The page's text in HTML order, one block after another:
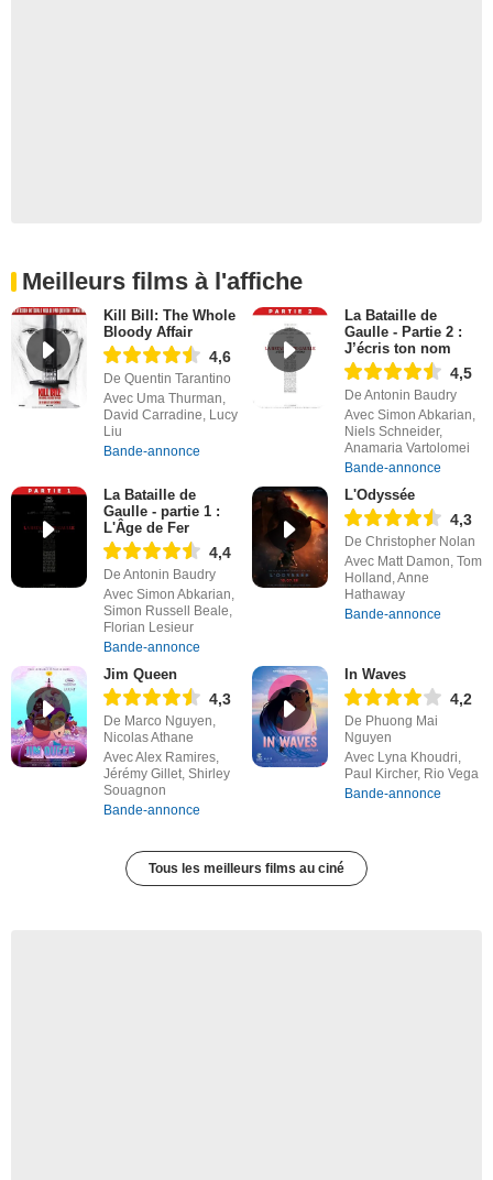
Meilleurs films à l'affiche
Kill Bill: The Whole
Bloody Affair
4,6
De Quentin Tarantino
Avec Uma Thurman,
David Carradine, Lucy
Liu
Bande-annonce
La Bataille de
Gaulle - Partie 2 :
J’écris ton nom
4,5
De Antonin Baudry
Avec Simon Abkarian,
Niels Schneider,
Anamaria Vartolomei
Bande-annonce
La Bataille de
Gaulle - partie 1 :
L'Âge de Fer
4,4
De Antonin Baudry
Avec Simon Abkarian,
Simon Russell Beale,
Florian Lesieur
Bande-annonce
L'Odyssée
4,3
De Christopher Nolan
Avec Matt Damon, Tom
Holland, Anne
Hathaway
Bande-annonce
Jim Queen
4,3
De Marco Nguyen,
Nicolas Athane
Avec Alex Ramires,
Jérémy Gillet, Shirley
Souagnon
Bande-annonce
In Waves
4,2
De Phuong Mai
Nguyen
Avec Lyna Khoudri,
Paul Kircher, Rio Vega
Bande-annonce
Tous les meilleurs films au ciné